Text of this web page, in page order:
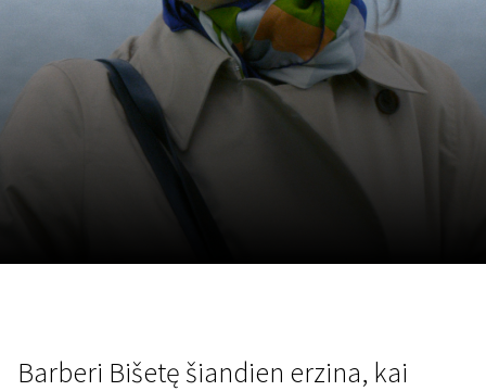
Barberi Bišetę šiandien erzina, kai